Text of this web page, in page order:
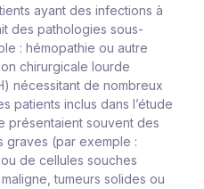
ayant des infections à
des pathologies sous-
: hémopathie ou autre
chirurgicale lourde
nécessitant de nombreux
patients inclus dans l’étude
présentaient souvent des
graves (par exemple :
de cellules souches
tumeurs solides ou